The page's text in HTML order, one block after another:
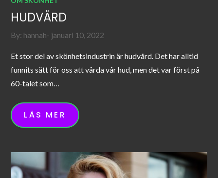
HUDVÅRD
By: hannah Posted
januari 10, 2022
Et stor del av skönhetsindustrin är hudvård. Det har alltid
funnits sätt för oss att vårda vår hud, men det var först på
60-talet som…
LÄS MER